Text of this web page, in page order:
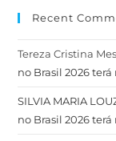
Recent
Tereza Cristina
no Brasil 2026
SILVIA MARIA
no Brasil 2026